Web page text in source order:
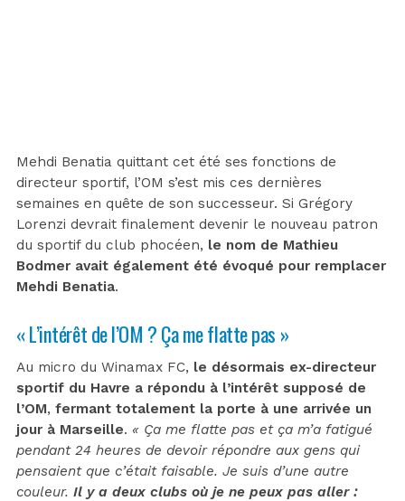
Mehdi Benatia quittant cet été ses fonctions de
directeur sportif, l’OM s’est mis ces dernières
semaines en quête de son successeur. Si Grégory
Lorenzi devrait finalement devenir le nouveau patron
du sportif du club phocéen, le nom de Mathieu
Bodmer avait également été évoqué pour remplacer
Mehdi Benatia.
« L’intérêt de l’OM ? Ça me flatte pas »
Au micro du Winamax FC, le désormais ex-directeur
sportif du Havre a répondu à l’intérêt supposé de
l’OM, fermant totalement la porte à une arrivée un
jour à Marseille. « Ça me flatte pas et ça m’a fatigué
pendant 24 heures de devoir répondre aux gens qui
pensaient que c’était faisable. Je suis d’une autre
couleur. Il y a deux clubs où je ne peux pas aller :